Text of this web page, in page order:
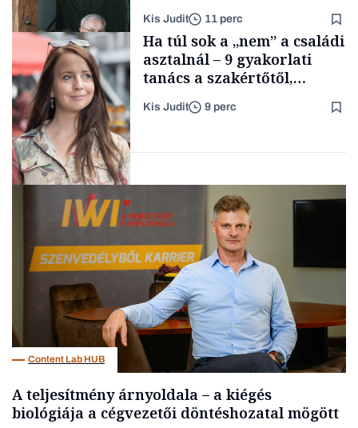
TÁMOGATÓI
TARTALOM
Családi
vállalkozások
fűszersztori
Kis Judit 11 perc
Ha túl sok a „nem” a családi
asztalnál – 9 gyakorlati
tanács a szakértőtől,
szülők
Kis Judit 9 perc
Content Lab HUB
A teljesítmény árnyoldala – a kiégés
biológiája a cégvezetői döntéshozatal mögött